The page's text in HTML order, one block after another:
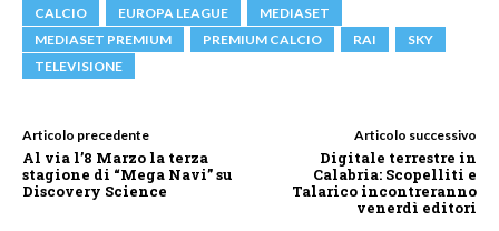
CALCIO EUROPA LEAGUE
MEDIASET
MEDIASET PREMIUM
PREMIUM CALCIO RAI
SKY
TELEVISIONE
Articolo precedente
Al via l’8 Marzo la terza
stagione di “Mega Navi” su
Discovery Science
Articolo successivo
Digitale terrestre in
Calabria: Scopelliti e
Talarico incontreranno
venerdì editori